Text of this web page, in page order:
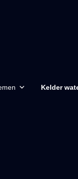
Kelder